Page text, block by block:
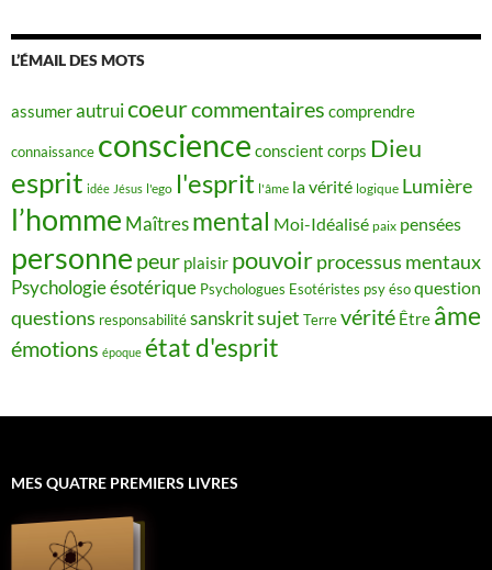
L’ÉMAIL DES MOTS
assumerautruicoeurcommentaires comprendre
connaissance conscience conscient corps Dieu
esprit idée Jésus l'ego l'esprit l'âme la vérité logique Lumière
l’homme Maîtres mental Moi-Idéalisé paix pensées
personne peur plaisir pouvoirprocessus mentaux
Psychologie ésotérique Psychologues Esotéristes psy ésoquestion
questions responsabilitésanskritsujet Terrevérité Être âme
émotions époque état d'esprit
MES QUATRE PREMIERS LIVRES